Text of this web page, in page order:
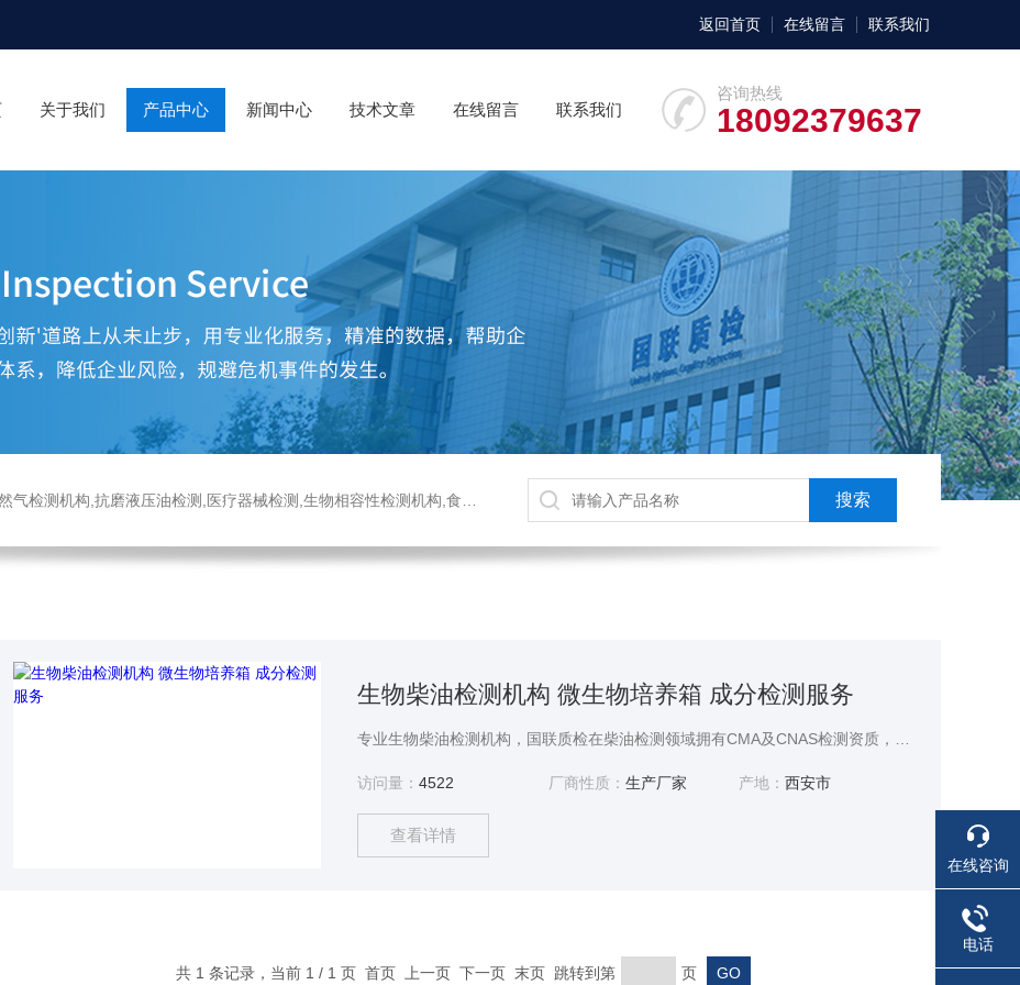
返回首页 在线留言 联系我们
咨询热线
18092379637
关于我们 产品中心 新闻中心 技术文章 在线留言 联系我们
测,医疗器械检测,生物相容性检测机构,食品药品检测中心,消毒液检测,工程材料检测公司,不锈钢材质检测机构
生物柴油检测机构 微生物培养箱 成分检测服务
访问量：4522 厂商性质： 生产厂家 产地：西安市
查看详情
共 1 条记录，当前 1 / 1 页 首页 上一页 下一页 末页 跳转到第 页
在线咨询
电话